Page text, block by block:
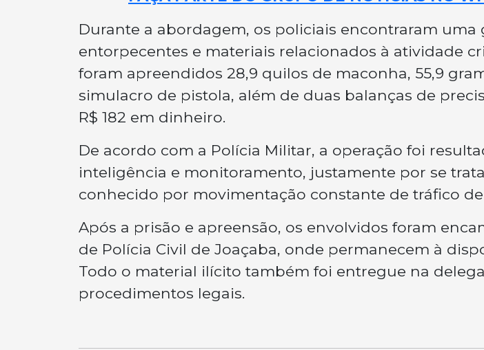
Durante a abordagem, os policiais encontraram
entorpecentes e materiais relacionados à atividade
foram apreendidos 28,9 quilos de maconha, 55,9
simulacro de pistola, além de duas balanças de
R$ 182 em dinheiro.
De acordo com a Polícia Militar, a operação foi
inteligência e monitoramento, justamente por se
conhecido por movimentação constante de tráfico
Após a prisão e apreensão, os envolvidos foram
de Polícia Civil de Joaçaba, onde permanecem à
Todo o material ilícito também foi entregue na
procedimentos legais.